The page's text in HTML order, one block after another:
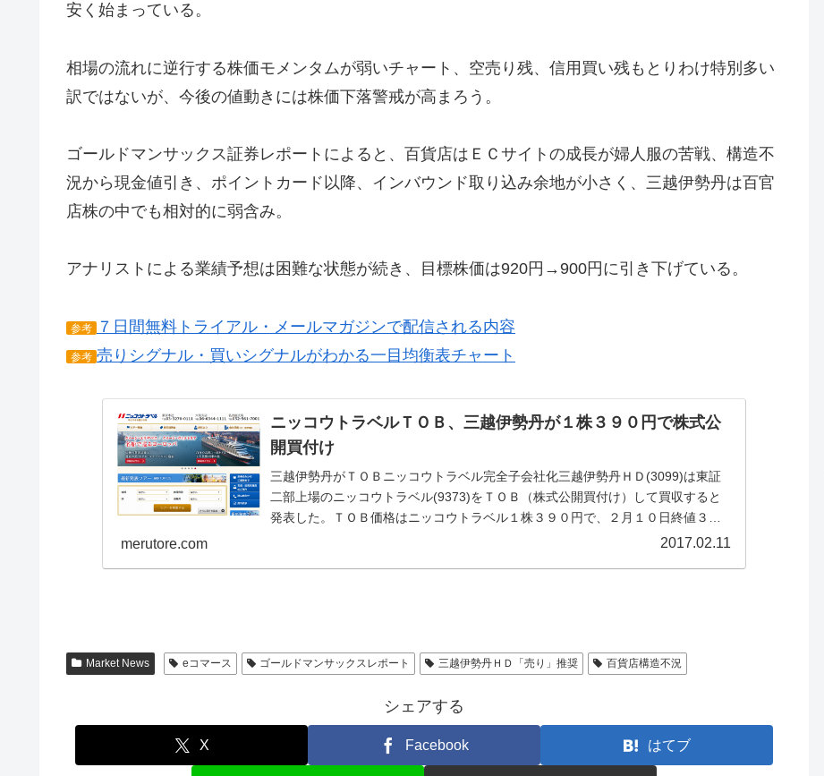
安く始まっている。
相場の流れに逆行する株価モメンタムが弱いチャート、空売り残、信用買い残もとりわけ特別多い
訳ではないが、今後の値動きには株価下落警戒が高まろう。
ゴールドマンサックス証券レポートによると、百貨店はＥＣサイトの成長が婦人服の苦戦、構造不
況から現金値引き、ポイントカード以降、インバウンド取り込み余地が小さく、三越伊勢丹は百官
店株の中でも相対的に弱含み。
アナリストによる業績予想は困難な状態が続き、目標株価は920円→900円に引き下げている。
参考 ７日間無料トライアル・メールマガジンで配信される内容
参考 売りシグナル・買いシグナルがわかる一目均衡表チャート
ニッコウトラベルＴＯＢ、三越伊勢丹が１株３９０円で株式公
開買付け
三越伊勢丹がＴＯＢニッコウトラベル完全子会社化三越伊勢丹ＨＤ(3099)は東証
二部上場のニッコウトラベル(9373)をＴＯＢ（株式公開買付け）して買収すると
発表した。ＴＯＢ価格はニッコウトラベル１株３９０円で、２月１０日終値３０
merutore.com 2017.02.11
Market News eコマース ゴールドマンサックスレポート 三越伊勢丹ＨＤ「売り」推奨 百貨店構造不況
シェアする
X Facebook はてブ